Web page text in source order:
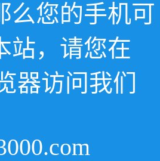
么您的手机可
站，请您在
器访问我们